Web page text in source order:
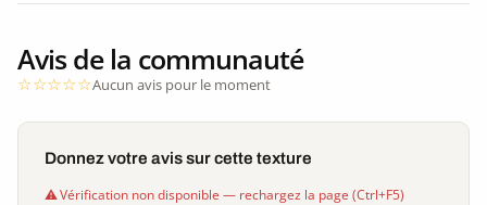
Avis de la communauté
Aucun avis pour le moment
Donnez votre avis sur cette texture
Vérification non disponible — rechargez la page (Ctrl+F5)